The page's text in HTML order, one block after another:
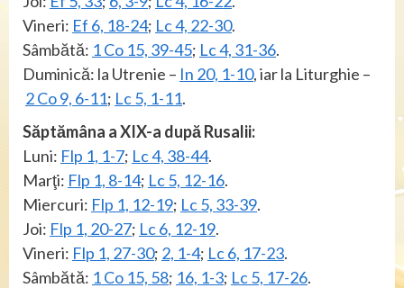
Vineri: Ef 6, 18-24; Lc 4, 22-30.
Sâmbătă: 1 Co 15, 39-45; Lc 4, 31-36.
Duminică: la Utrenie – In 20, 1-10, iar la Liturghie –
2 Co 9, 6-11; Lc 5, 1-11.
Săptămâna a XIX-a după Rusalii:
Luni: Flp 1, 1-7; Lc 4, 38-44.
Marţi: Flp 1, 8-14; Lc 5, 12-16.
Miercuri: Flp 1, 12-19; Lc 5, 33-39.
Joi: Flp 1, 20-27; Lc 6, 12-19.
Vineri: Flp 1, 27-30; 2, 1-4; Lc 6, 17-23.
Sâmbătă: 1 Co 15, 58; 16, 1-3; Lc 5, 17-26.